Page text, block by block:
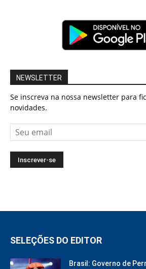
NEWSLETTER
Se inscreva na nossa newsletter para
novidades.
SELEÇÕES DO EDITOR
Brasil: Governo de